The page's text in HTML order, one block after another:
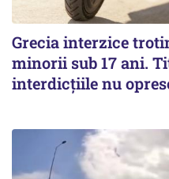
Grecia interzice
minorii sub 17 ani.
interdicţiile nu